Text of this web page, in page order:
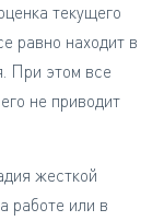
текущего
равно находит в
При этом все
не приводит
жесткой
работе или в